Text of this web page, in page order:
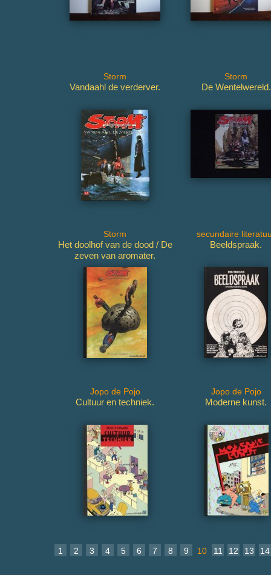
Storm
Vandaahl de verderver.
Storm
De Wentelwereld.
Storm
Het doolhof van de dood / De
zeven van aromater.
secundaire
Beeldspraak.
Jopo de Pojo
Cultuur en techniek.
Jopo de Pojo
Moderne kunst.
1 2 3 4 5 6 7 8 9 10 11 12 13 14